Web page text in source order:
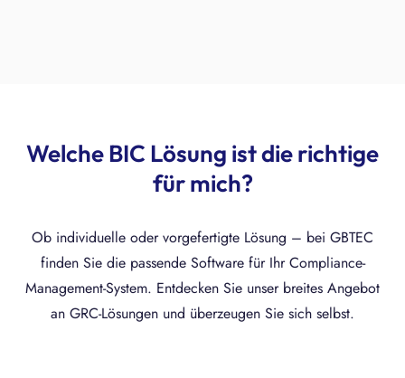
Welche BIC Lösung ist die richtige
für mich?
Ob individuelle oder vorgefertigte Lösung – bei GBTEC
finden Sie die passende Software für Ihr Compliance-
Management-System. Entdecken Sie unser breites Angebot
an GRC-Lösungen und überzeugen Sie sich selbst.